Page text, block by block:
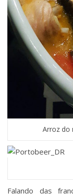
Arroz do
Falando das